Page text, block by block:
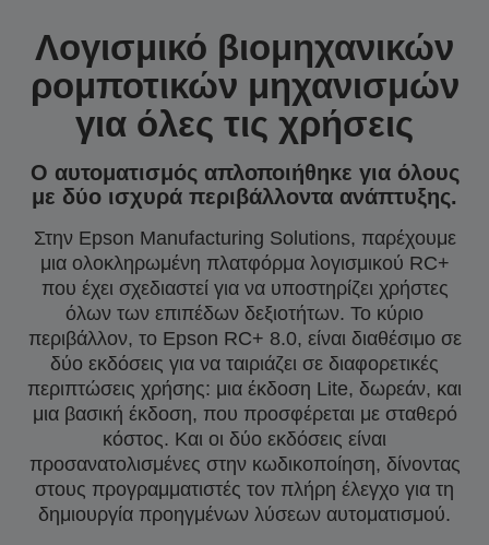
Λογισμικό βιομηχανικών
ρομποτικών μηχανισμών
για όλες τις χρήσεις
Ο αυτοματισμός απλοποιήθηκε για όλους
με δύο ισχυρά περιβάλλοντα ανάπτυξης.
Στην Epson Manufacturing Solutions, παρέχουμε
μια ολοκληρωμένη πλατφόρμα λογισμικού RC+
που έχει σχεδιαστεί για να υποστηρίζει χρήστες
όλων των επιπέδων δεξιοτήτων. Το κύριο
περιβάλλον, το Epson RC+ 8.0, είναι διαθέσιμο σε
δύο εκδόσεις για να ταιριάζει σε διαφορετικές
περιπτώσεις χρήσης: μια έκδοση Lite, δωρεάν, και
μια βασική έκδοση, που προσφέρεται με σταθερό
κόστος. Και οι δύο εκδόσεις είναι
προσανατολισμένες στην κωδικοποίηση, δίνοντας
στους προγραμματιστές τον πλήρη έλεγχο για τη
δημιουργία προηγμένων λύσεων αυτοματισμού.